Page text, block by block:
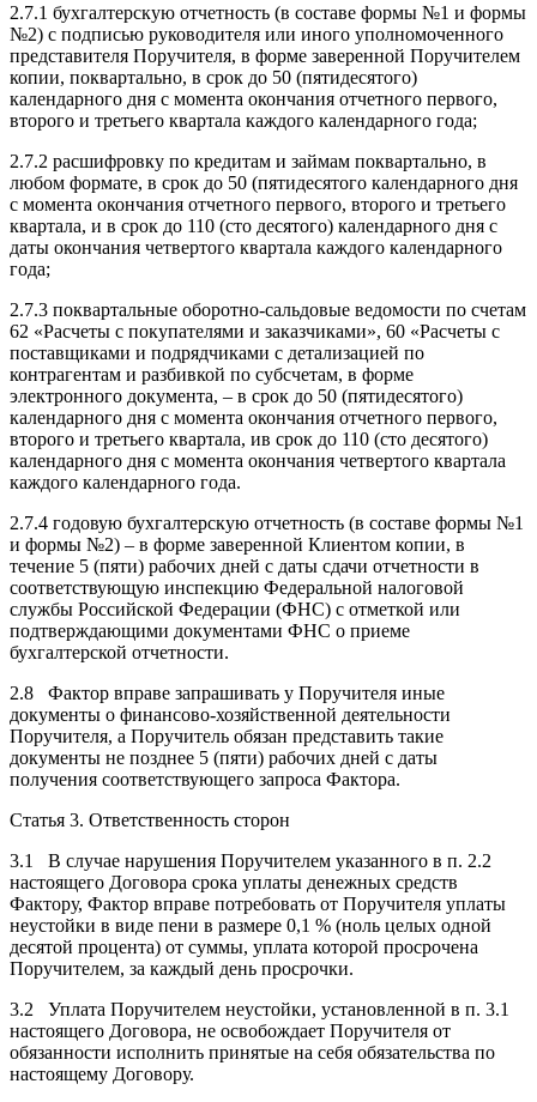
2.7.1 бухгалтерскую отчетность (в составе формы №1 и формы
№2) с подписью руководителя или иного уполномоченного
представителя Поручителя, в форме заверенной Поручителем
копии, поквартально, в срок до 50 (пятидесятого)
календарного дня с момента окончания отчетного первого,
второго и третьего квартала каждого календарного года;
2.7.2 расшифровку по кредитам и займам поквартально, в
любом формате, в срок до 50 (пятидесятого календарного дня
с момента окончания отчетного первого, второго и третьего
квартала, и в срок до 110 (сто десятого) календарного дня с
даты окончания четвертого квартала каждого календарного
года;
2.7.3 поквартальные оборотно-сальдовые ведомости по счетам
62 «Расчеты с покупателями и заказчиками», 60 «Расчеты с
поставщиками и подрядчиками с детализацией по
контрагентам и разбивкой по субсчетам, в форме
электронного документа, – в срок до 50 (пятидесятого)
календарного дня с момента окончания отчетного первого,
второго и третьего квартала, ив срок до 110 (сто десятого)
календарного дня с момента окончания четвертого квартала
каждого календарного года.
2.7.4 годовую бухгалтерскую отчетность (в составе формы №1
и формы №2) – в форме заверенной Клиентом копии, в
течение 5 (пяти) рабочих дней с даты сдачи отчетности в
соответствующую инспекцию Федеральной налоговой
службы Российской Федерации (ФНС) с отметкой или
подтверждающими документами ФНС о приеме
бухгалтерской отчетности.
2.8 Фактор вправе запрашивать у Поручителя иные
документы о финансово-хозяйственной деятельности
Поручителя, а Поручитель обязан представить такие
документы не позднее 5 (пяти) рабочих дней с даты
получения соответствующего запроса Фактора.
Статья 3. Ответственность сторон
3.1 В случае нарушения Поручителем указанного в п. 2.2
настоящего Договора срока уплаты денежных средств
Фактору, Фактор вправе потребовать от Поручителя уплаты
неустойки в виде пени в размере 0,1 % (ноль целых одной
десятой процента) от суммы, уплата которой просрочена
Поручителем, за каждый день просрочки.
3.2 Уплата Поручителем неустойки, установленной в п. 3.1
настоящего Договора, не освобождает Поручителя от
обязанности исполнить принятые на себя обязательства по
настоящему Договору.